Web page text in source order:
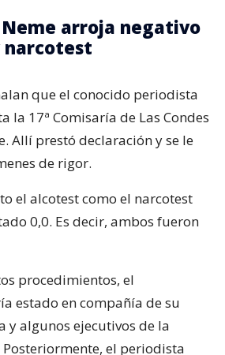
Neme arroja negativo
narcotest
que el conocido periodista
la 17ª Comisaría de Las Condes
Allí prestó declaración y se le
de rigor.
el alcotest como el narcotest
0,0. Es decir, ambos fueron
procedimientos, el
estado en compañía de su
y algunos ejecutivos de la
el periodista